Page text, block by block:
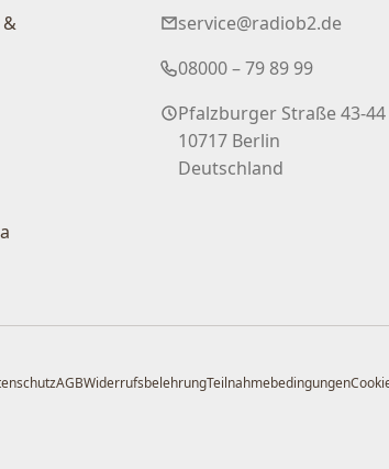
service@radiob2.de
08000 – 79 89 99
Pfalzburger Straße 43-44
10717 Berlin
Deutschland
AGBWiderrufsbelehrungTeilnahmebedingungen